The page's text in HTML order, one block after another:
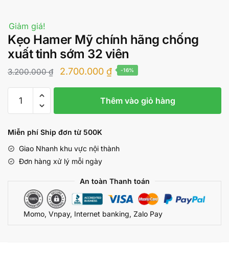
Giảm giá!
Kẹo Hamer Mỹ chính hãng chống
xuất tinh sớm 32 viên
3.200.000₫
Giá
gốc
3.200.000 ₫.
2.700.000 ₫Giá
hiện
tại
là:
-16%
Hamer
chính
chống
xuất
Thêm vào giỏ hàng
Miễn phí Ship đơn từ 500K
Giao Nhanh khu vực nội thành
Đơn hàng xử lý mỗi ngày
An toàn Thanh toán
Momo, Vnpay, Internet banking, Zalo Pay